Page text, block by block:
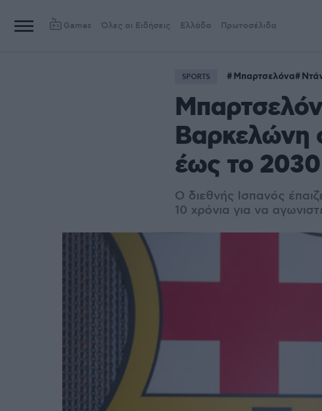
Games Όλες οι Ειδήσεις Ελλάδα Πρωτοσέλιδα
SPORTS Μπαρτσελόνα
Βαρκελώνη
έως το 2030
Ο διεθνής Ισπανός
10 χρόνια για να